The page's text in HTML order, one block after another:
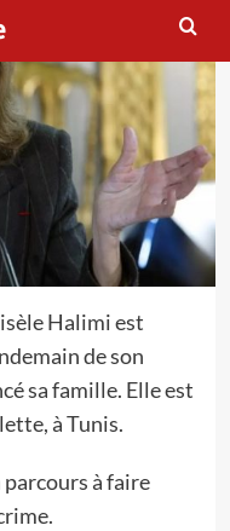
Halimi est
de son
sa famille. Elle est
à Tunis.
à faire